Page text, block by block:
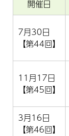
開催日
7月30日
【第44回】
11月17日
【第45回】
3月16日
【第46回】